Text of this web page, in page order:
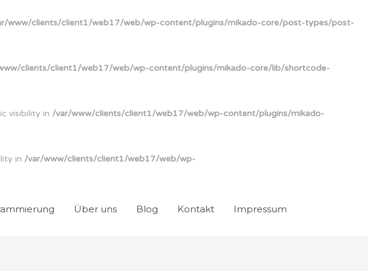
www/clients/client1/web17/web/wp-content/plugins/mikado-core/post-types/post-
clients/client1/web17/web/wp-content/plugins/mikado-core/lib/shortcode-
visibility in /var/www/clients/client1/web17/web/wp-content/plugins/mikado-
in /var/www/clients/client1/web17/web/wp-
Über uns Blog Kontakt Impressum